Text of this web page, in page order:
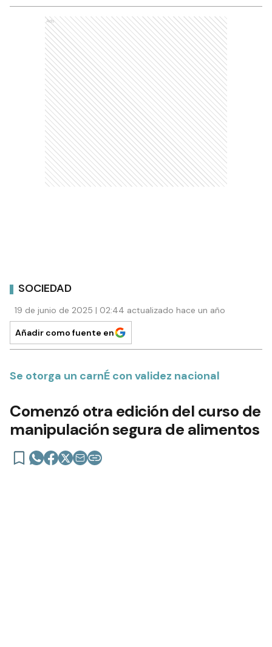
Ads
SOCIEDAD
19 de junio de 2025 | 02:44 actualizado hace un año
Añadir como fuente en
Se otorga un carnÉ con validez nacional
Comenzó otra edición del curso de
manipulación segura de alimentos